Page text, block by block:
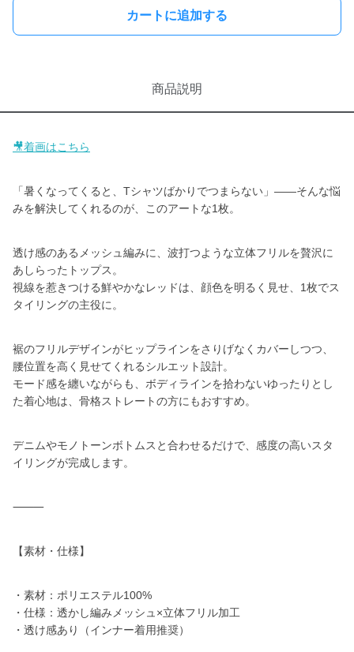
カートに追加する
商品説明
🎥着画はこちら
「暑くなってくると、Tシャツばかりでつまらない」——そんな悩
みを解決してくれるのが、このアートな1枚。
透け感のあるメッシュ編みに、波打つような立体フリルを贅沢に
あしらったトップス。
視線を惹きつける鮮やかなレッドは、顔色を明るく見せ、1枚でス
タイリングの主役に。
裾のフリルデザインがヒップラインをさりげなくカバーしつつ、
腰位置を高く見せてくれるシルエット設計。
モード感を纏いながらも、ボディラインを拾わないゆったりとし
た着心地は、骨格ストレートの方にもおすすめ。
デニムやモノトーンボトムスと合わせるだけで、感度の高いスタ
イリングが完成します。
⸻
【素材・仕様】
・素材：ポリエステル100%
・仕様：透かし編みメッシュ×立体フリル加工
・透け感あり（インナー着用推奨）